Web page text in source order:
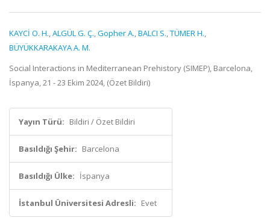
KAYCİ O. H.,ALGÜL G. Ç.,Gopher A.,BALCI S.,TÜMER H.,
BÜYÜKKARAKAYA A. M.
Social Interactions in Mediterranean Prehistory (SIMEP), Barcelona,
İspanya, 21 - 23 Ekim 2024, (Özet Bildiri)
Yayın Türü: Bildiri / Özet Bildiri
Basıldığı Şehir: Barcelona
Basıldığı Ülke: İspanya
İstanbul Üniversitesi Adresli: Evet